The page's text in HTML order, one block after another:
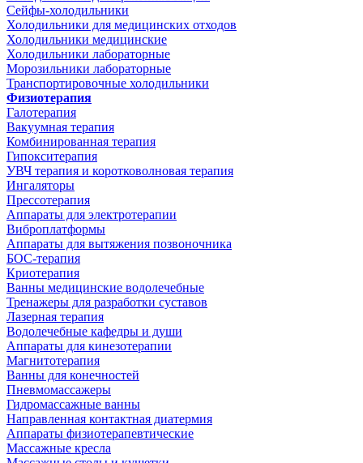
Сейфы-холодильники
Холодильники для медицинских отходов
Холодильники медицинские
Холодильники лабораторные
Морозильники лабораторные
Транспортировочные холодильники
Физиотерапия
Галотерапия
Вакуумная терапия
Комбинированная терапия
Гипокситерапия
УВЧ терапия и коротковолновая терапия
Ингаляторы
Прессотерапия
Аппараты для электротерапии
Виброплатформы
Аппараты для вытяжения позвоночника
БОС-терапия
Криотерапия
Ванны медицинские водолечебные
Тренажеры для разработки суставов
Лазерная терапия
Водолечебные кафедры и души
Аппараты для кинезотерапии
Магнитотерапия
Ванны для конечностей
Пневмомассажеры
Гидромассажные ванны
Направленная контактная диатермия
Аппараты физиотерапевтические
Массажные кресла